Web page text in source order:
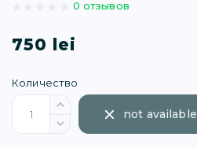
(1)
0 отзывов
750 lei
Количество
not available